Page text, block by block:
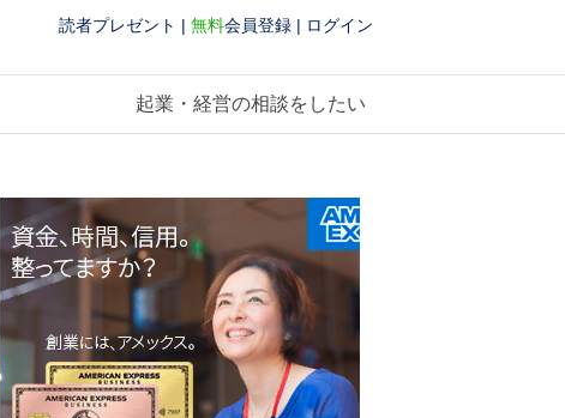
読者プレゼント | 無料会員登録 | ログイン
起業・経営の相談をしたい